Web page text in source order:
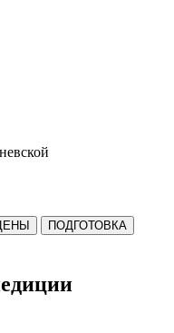
ЦЕНЫ
ПОДГОТОВКА